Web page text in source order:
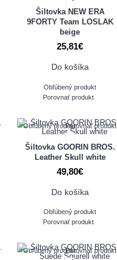
Šiltovka NEW ERA
9FORTY Team LOSLAK
beige
25,81€
Do košíka
Obľúbený produkt
Porovnať produkt
Obľúbený produktPorovnať produkt
Šiltovka GOORIN BROS.
Leather Skull white
49,80€
Do košíka
Obľúbený produkt
Porovnať produkt
Obľúbený produktPorovnať produkt